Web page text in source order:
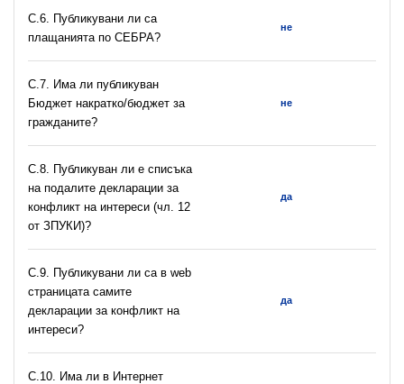
С.6. Публикувани ли са
плащанията по СЕБРА?
не
С.7. Има ли публикуван
Бюджет накратко/бюджет за
гражданите?
не
C.8. Публикуван ли е списъка
на подалите декларации за
конфликт на интереси (чл. 12
от ЗПУКИ)?
да
C.9. Публикувани ли са в web
страницата самите
декларации за конфликт на
интереси?
да
C.10. Има ли в Интернет